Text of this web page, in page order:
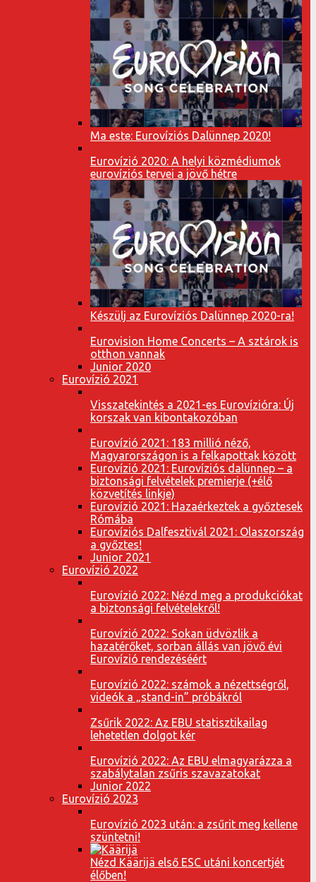
Ma este: Eurovíziós Dalünnep 2020!
Eurovízió 2020: A helyi közmédiumok
eurovíziós tervei a jövő hétre
Készülj az Eurovíziós Dalünnep 2020-ra!
Eurovision Home Concerts – A sztárok is
otthon vannak
Junior 2020
Eurovízió 2021
Visszatekintés a 2021-es Eurovízióra: Új
korszak van kibontakozóban
Eurovízió 2021: 183 millió néző,
Magyarországon is a felkapottak között
Eurovízió 2021: Eurovíziós dalünnep – a
biztonsági felvételek premierje (+élő
közvetítés linkje)
Eurovízió 2021: Hazaérkeztek a győztesek
Rómába
Eurovíziós Dalfesztivál 2021: Olaszország
a győztes!
Junior 2021
Eurovízió 2022
Eurovízió 2022: Nézd meg a produkciókat
a biztonsági felvételekről!
Eurovízió 2022: Sokan üdvözlik a
hazatérőket, sorban állás van jövő évi
Eurovízió rendezéséért
Eurovízió 2022: számok a nézettségről,
videók a „stand-in” próbákról
Zsűrik 2022: Az EBU statisztikailag
lehetetlen dolgot kér
Eurovízió 2022: Az EBU elmagyarázza a
szabálytalan zsűris szavazatokat
Junior 2022
Eurovízió 2023
Eurovízió 2023 után: a zsűrit meg kellene
szüntetni!
Nézd Käärijä első ESC utáni koncertjét
élőben!